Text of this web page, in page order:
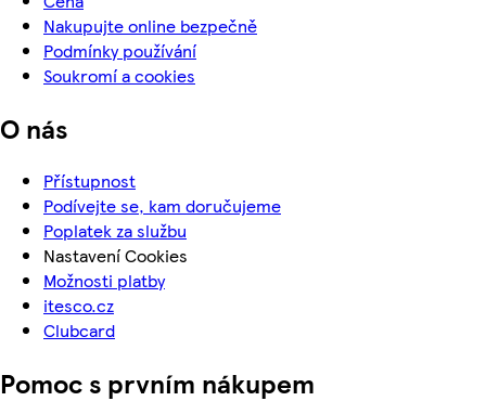
Nakupujte online bezpečně
Podmínky používání
Soukromí a cookies
O nás
Přístupnost
Podívejte se, kam doručujeme
Poplatek za službu
Nastavení Cookies
Možnosti platby
itesco.cz
Clubcard
Pomoc s prvním nákupem